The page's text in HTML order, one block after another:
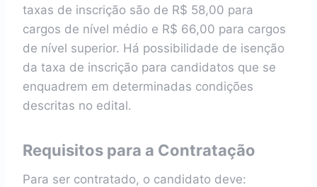
taxas de inscrição são de R$ 58,00 para
cargos de nível médio e R$ 66,00 para cargos
de nível superior. Há possibilidade de isenção
da taxa de inscrição para candidatos que se
enquadrem em determinadas condições
descritas no edital.
Requisitos para a Contratação
Para ser contratado, o candidato deve: